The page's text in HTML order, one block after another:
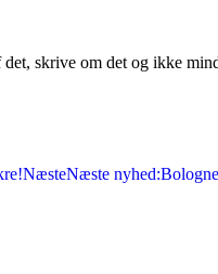
skrive om det og ikke
NæsteNæste nyhed: